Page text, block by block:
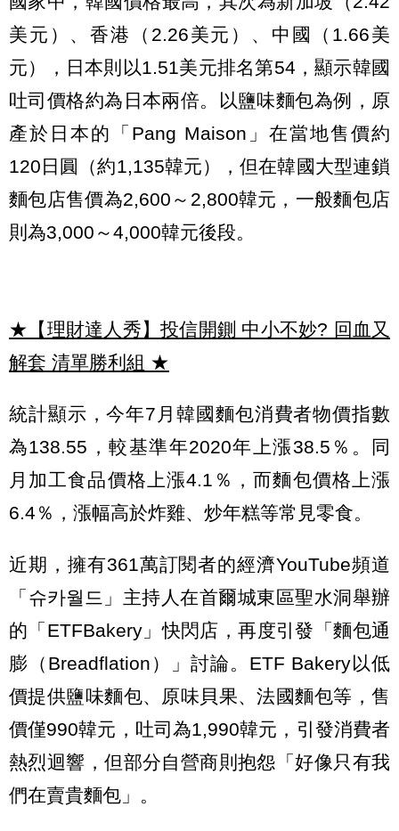
美元）、香港（2.26美元）、中國（1.66美
元），日本則以1.51美元排名第54，顯示韓國
吐司價格約為日本兩倍。以鹽味麵包為例，原
產於日本的「Pang Maison」在當地售價約
120日圓（約1,135韓元），但在韓國大型連鎖
麵包店售價為2,600～2,800韓元，一般麵包店
則為3,000～4,000韓元後段。
★【理財達人秀】投信開鍘 中小不妙? 回血又
解套 清單勝利組 ★
統計顯示，今年7月韓國麵包消費者物價指數
為138.55，較基準年2020年上漲38.5％。同
月加工食品價格上漲4.1％，而麵包價格上漲
6.4％，漲幅高於炸雞、炒年糕等常見零食。
近期，擁有361萬訂閱者的經濟YouTube頻道
「슈카월드」主持人在首爾城東區聖水洞舉辦
的「ETFBakery」快閃店，再度引發「麵包通
膨（Breadflation）」討論。ETF Bakery以低
價提供鹽味麵包、原味貝果、法國麵包等，售
價僅990韓元，吐司為1,990韓元，引發消費者
熱烈迴響，但部分自營商則抱怨「好像只有我
們在賣貴麵包」。